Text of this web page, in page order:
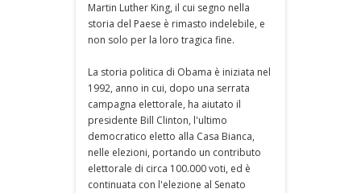
Martin Luther King, il cui segno nella
storia del Paese è rimasto indelebile, e
non solo per la loro tragica fine.
La storia politica di Obama è iniziata nel
1992, anno in cui, dopo una serrata
campagna elettorale, ha aiutato il
presidente Bill Clinton, l'ultimo
democratico eletto alla Casa Bianca,
nelle elezioni, portando un contributo
elettorale di circa 100.000 voti, ed è
continuata con l'elezione al Senato